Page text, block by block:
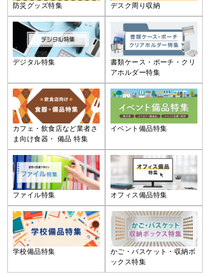
防災グッズ特集 デスク周り収納
デジタル特集
書類ケース・ポーチ・クリ
アホルダー特集
カフェ・飲食店など業者さ
ま向け食器・ 備品 特集
イベント備品特集
ファイル特集 オフィス備品特集
学校備品特集
かご・バスケット・収納ボ
ックス特集